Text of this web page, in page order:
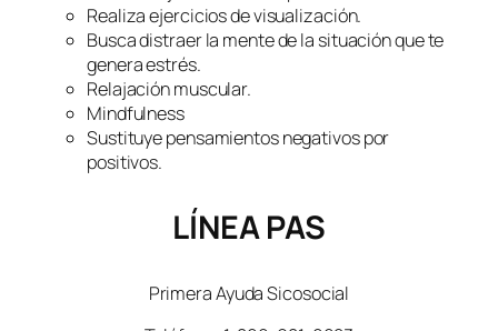
Realiza ejercicios de visualización.
Busca distraer la mente de la situación que te
genera estrés.
Relajación muscular.
Mindfulness
Sustituye pensamientos negativos por
positivos.
LÍNEA PAS
Primera Ayuda Sicosocial